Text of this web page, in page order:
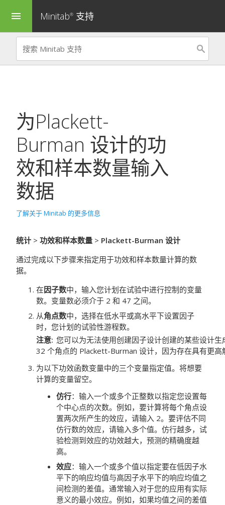
menu Minitab® 支持
为Plackett-
Burman 设计的功
效和样本数量输入
数据
了解关于 Minitab 的更多信息
统计 > 功效和样本数量 > Plackett-Burman 设计
通过完成以下步骤来指定用于功效和样本数量计算的数
据。
在因子数中，输入您计划在试验中进行控制的变量
数。变量数必须介于 2 和 47 之间。
从角点数中，选择在低水平或高水平下设置因子
时，您计划的试验性游程数。
注意 您可以为无法使用创建因子设计创建的某些设计
32 个角点的 Plackett-Burman 设计，因为存在具有更高
为以下功效函数变量中的三个变量指定值。将想要
计算的变量留空。
仿行： 输入一个或多个正整数以指定您设置每
个中心点的次数。例如，要计算将每个角点设
置两次所产生的效应，请输入 2。要评估不同
仿行数的效应，请输入多个值。 仿行越多，试
验检测到效应的功效越大，预测的精确度越
高。
效应：输入一个或多个值以指定要在低因子水
平下的响应均值与高因子水平下的响应均值之
间检测的差值。通常输入对于您的应用有实际
意义的最小效应。例如，如果均值之间的差值